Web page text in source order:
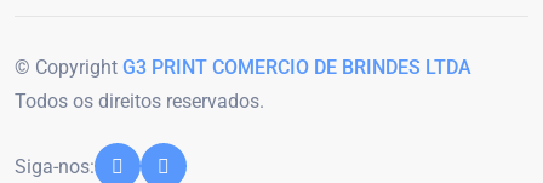
© Copyright G3 PRINT COMERCIO DE BRINDES LTDA
Todos os direitos reservados.
Siga-nos: